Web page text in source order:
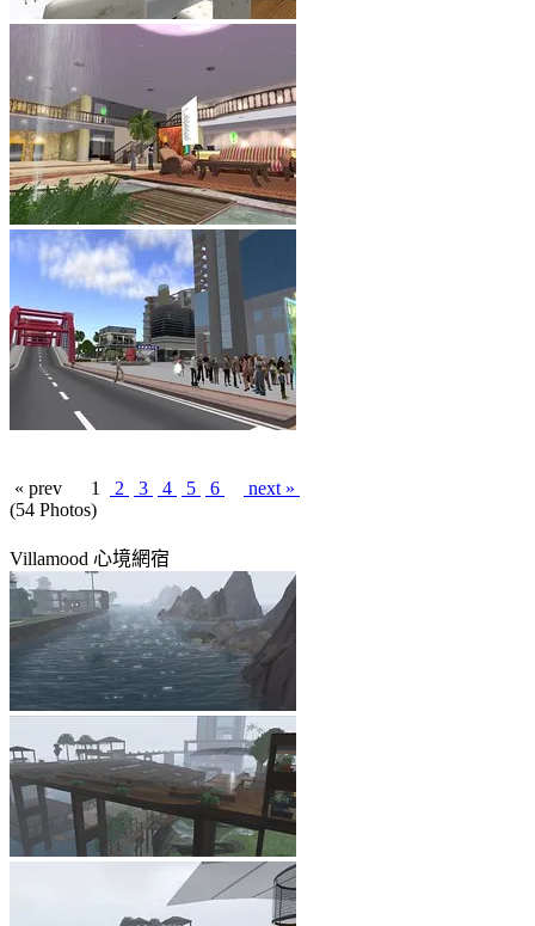
« prev 1 2 3 4 5 6
next »
(54 Photos)
Villamood 心境網宿